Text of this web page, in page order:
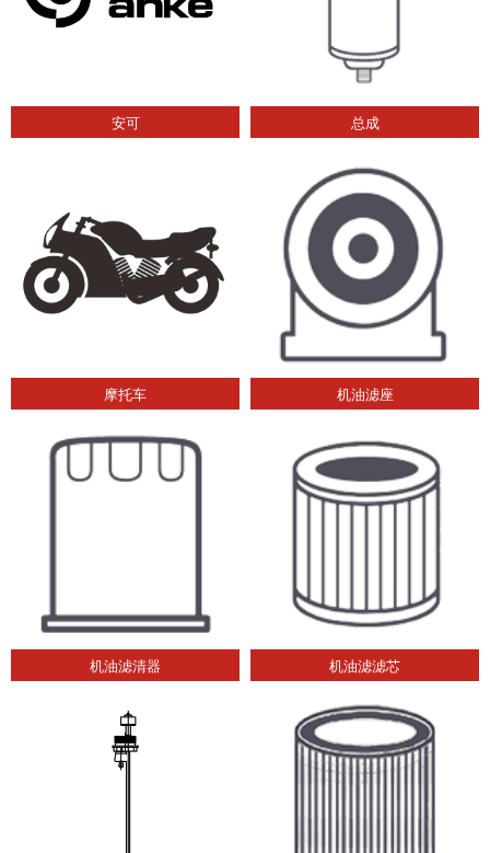
安可 总成
摩托车 机油滤座
机油滤清器 机油滤滤芯